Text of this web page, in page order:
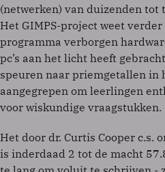
(netwerken) van duizenden tot
Het GIMPS-project weet
programma verborgen
pc’s aan het licht heeft
speuren naar priemgetallen in
aangegrepen om leerlingen
voor wiskundige vraagstukken.
Het door dr. Curtis Cooper c.s.
is inderdaad 2 tot de macht